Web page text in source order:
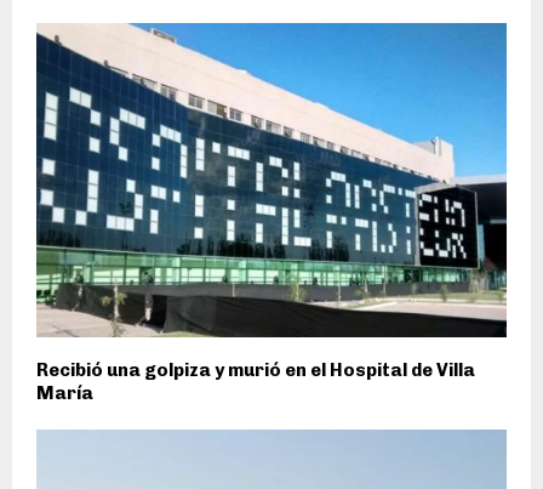
Recibió una golpiza y murió en el Hospital de Villa
María